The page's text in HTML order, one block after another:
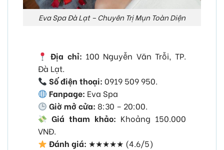
Eva Spa Đà Lạt – Chuyên Trị Mụn Toàn Diện
Địa chỉ: 100 Nguyễn Văn Trỗi, TP.
Đà Lạt.
Số điện thoại: 0919 509 950.
Fanpage: Eva Spa
Giờ mở cửa: 8:30 – 20:00.
Giá tham khảo: Khoảng 150.000
VNĐ.
Đánh giá: ★★★★★ (4.6/5)